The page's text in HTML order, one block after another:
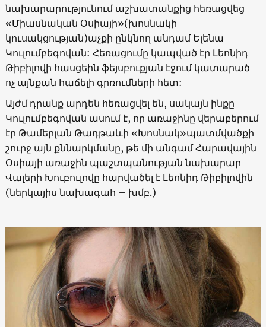
նախարարությունում աշխատանքից հեռացվեց
«Միասնական Օսիայի»(խոսնակի
կուսակցության)աչքի ընկնող անդամ Ելենա
Կուլումբեգովան: Հեռացումը կապված էր Լեոնիդ
Թիբիլովի հասցեին ֆեյսբուքյան էջում կատարած
ոչ այնքան հաճելի գրռումների հետ:
Այժմ դրանք արդեն հեռացվել են, սակայն ինքը
Կուլումբեգովան ասում է, որ առաջինը վերաբերում
էր Թամերլան Թադթաևի «Խոսնակ»պատմվածքի
շուրջ այն քննարկմանը, թե մի անգամ Հարավային
Օսիայի առաջին պաշտպանության նախարար
Վալերի Խուբուլովը հարվածել է Լեոնիդ Թիբիլովին
(ներկայիս նախագահ – խմբ.)